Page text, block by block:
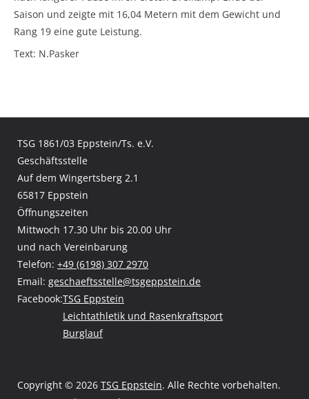
Saison und zeigte mit 16,04 Metern mit dem Gewicht und
Rang 19 eine gute Leistung.
Text: N.Pasker
TSG 1861/03 Eppstein/Ts. e.V.
Geschäftsstelle
Auf dem Wingertsberg 2.1
65817 Eppstein
Öffnungszeiten
Mittwoch 17.30 Uhr bis 20.00 Uhr
und nach Vereinbarung
Telefon: +49 (6198) 307 2970
Email: geschaeftsstelle@tsgeppstein.de
Facebook:TSG Eppstein
Leichtathletik und Rasenkraftsport
Burglauf
Copyright © 2026 TSG Eppstein. Alle Rechte vorbehalten.